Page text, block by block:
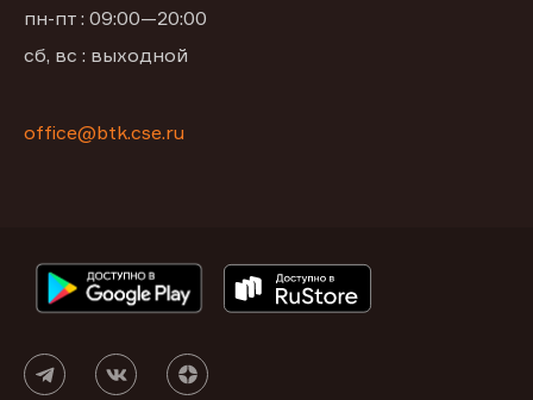
пн-пт : 09:00—20:00
сб, вс : выходной
office@btk.cse.ru